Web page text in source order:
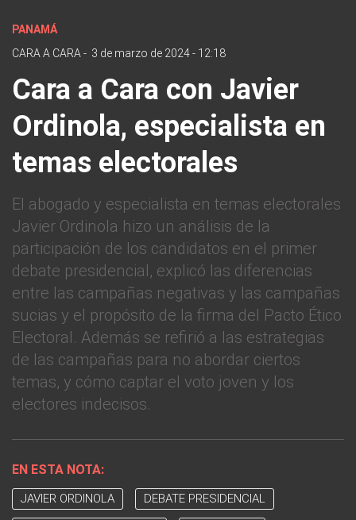
PANAMÁ
CARA A CARA - 3 de marzo de 2024 - 12:18
Cara a Cara con Javier
Ordinola, especialista en
temas electorales
El abogado y especialista en temas electorales
Javier Ordinola hizo un análisis de la
participación de los candidatos en el primer
debate presidencial, explicó las diferencias
entre las campañas negativas y las campañas
sucias y el propósito de la firma del Pacto Ético
Electoral. Además se refirió a las estrategias
de las campañas para no abordar ciertos
temas, y cómo captar el voto joven y los
electores indecisos.
EN ESTA NOTA:
JAVIER ORDINOLA DEBATE PRESIDENCIAL